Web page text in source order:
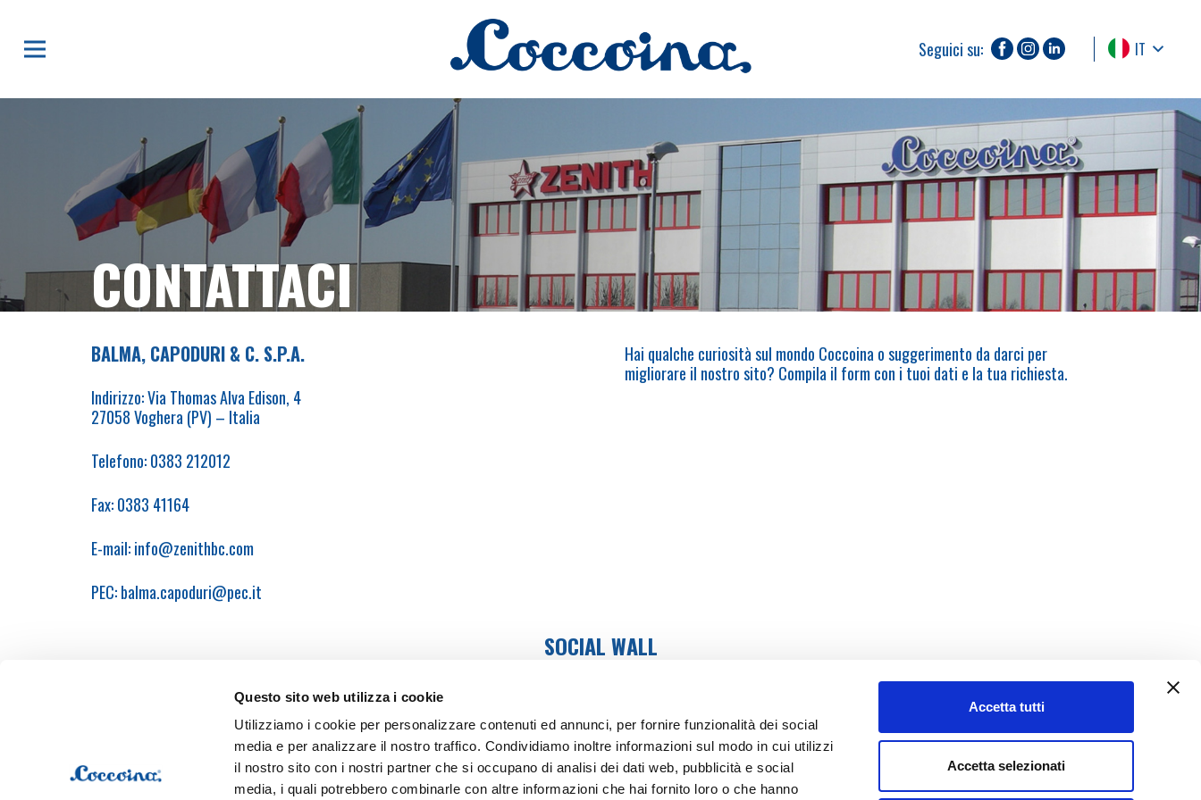
Questo sito web utilizza i cookie
Utilizziamo i cookie per personalizzare contenuti ed annunci, per fornire funzionalità dei social
media e per analizzare il nostro traffico. Condividiamo inoltre informazioni sul modo in cui utilizzi
il nostro sito con i nostri partner che si occupano di analisi dei dati web, pubblicità e social
media, i quali potrebbero combinarle con altre informazioni che hai fornito loro o che hanno
Accetta tutti
Accetta selezionati
Seguici su: IT
CONTATTACI
BALMA, CAPODURI & C. S.P.A.
Indirizzo: Via Thomas Alva Edison, 4
27058 Voghera (PV) – Italia
Telefono: 0383 212012
Fax: 0383 41164
E-mail:info@zenithbc.com
PEC:balma.capoduri@pec.it
Hai qualche curiosità sul mondo Coccoina o suggerimento da darci per
migliorare il nostro sito? Compila il form con i tuoi dati e la tua richiesta.
SOCIAL WALL
SEGUICI SU:
Chi siamo
Progetto scuole Crea e impara Punti vendita Contattaci 100 Anni